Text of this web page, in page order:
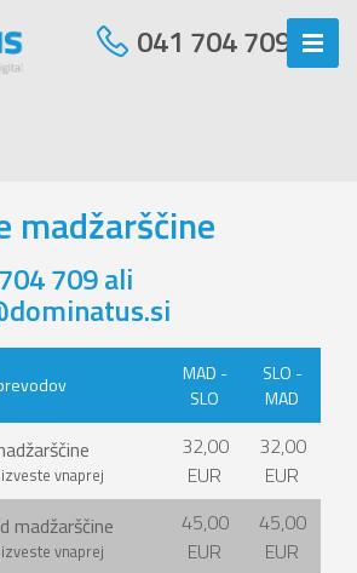
041 704 709
madžarščine
709 ali
MAD -
SLO
SLO -
MAD
vnaprej
32,00
EUR
32,00
EUR
madžarščine
vnaprej
45,00
EUR
45,00
EUR